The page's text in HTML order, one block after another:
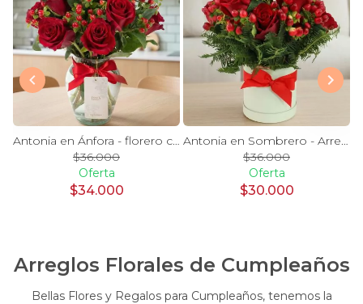
Antonia en Ánfora - florero con 9 rosas rojo e hypericum
$36.000
Oferta
$34.000
Antonia en Sombrero - Arreglo 9 rosas rojo e hypericum
$36.000
Oferta
$30.000
Arreglos Florales de Cumpleaños
Bellas Flores y Regalos para Cumpleaños, tenemos la